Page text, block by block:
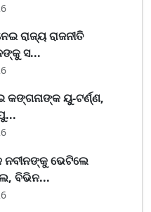
ରାଜ୍ୟ ରାଜନୀତି
ସ...
କଙ୍ଗନାଙ୍କ ୟୁ-ଟର୍ଣ୍ଣ,
ନବୀନଙ୍କୁ ଭେଟିଲେ
ବିଭିନ...